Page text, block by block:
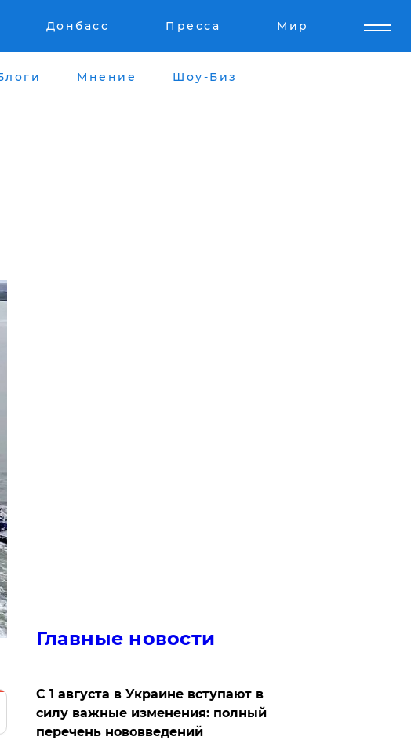
Донбасс Пресса Мир
Мнение Шоу-Биз
Главные новости
С 1 августа в Украине вступают в
силу важные изменения: полный
перечень нововведений